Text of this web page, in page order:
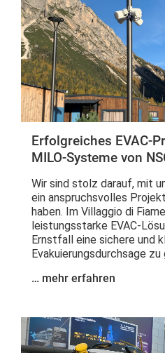
Erfolgreiches EVAC-
MILO-Systeme von
Wir sind stolz darauf, mit
ein anspruchsvolles
haben. Im Villaggio di
leistungsstarke EVAC-
Ernstfall eine sichere und
Evakuierungsdurchsage
… mehr erfahren